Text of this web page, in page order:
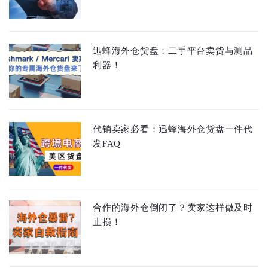
迅蜂海外仓货盘：二手平台卖货与测品
利器！
代销卖家必看：迅蜂海外仓货盘一件代
发FAQ
合作的海外仓倒闭了？卖家这样做及时
止损！